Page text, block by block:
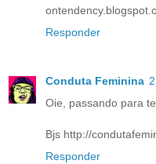
Responder
Conduta Feminina
Oie, passando para
Bjs http://
Responder